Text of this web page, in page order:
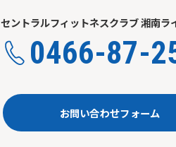
セントラルフィットネスクラブ 湘南ラ
0466-87-
お問い合わせフォーム